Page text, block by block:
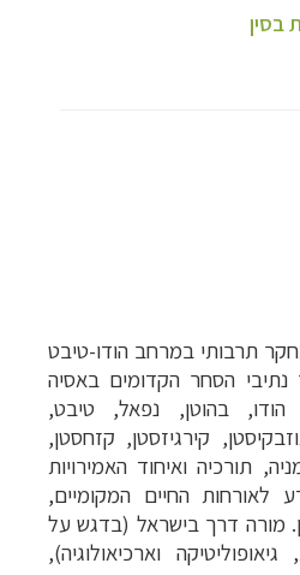
בסין
תרבותי במרחב הודו-טיבט
נתיבי הסחר הקדומים באסיה
הודו, בהוטן, נפאל, טיבט,
קירגיזסטן, קזחסטן,
תורכיה ואיחוד האמירויות
לאורחות החיים המקומיים,
מורה דרך בישראל (בדגש על
וארכיאולוגיה),